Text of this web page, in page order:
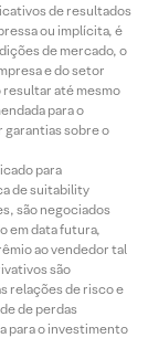
de resultados
ou implícita, é
de mercado, o
e do setor
até mesmo
para o
garantias sobre o
para
de suitability
são negociados
em data futura,
ao vendedor tal
são
relações de risco e
de perdas
para o investimento